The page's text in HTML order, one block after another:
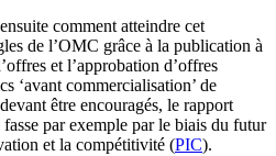
comment atteindre cet
de l’OMC grâce à la publication à
et l’approbation d’offres
‘avant commercialisation’ de
être encouragés, le rapport
par exemple par le biais du futur
et la compétitivité (PIC).